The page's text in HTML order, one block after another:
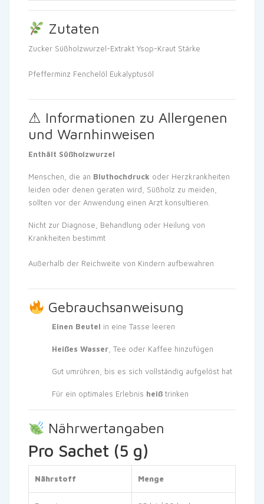
Zutaten
Zucker Süßholzwurzel-Extrakt Ysop-Kraut Stärke
Pfefferminz Fenchelöl Eukalyptusöl
⚠ Informationen zu Allergenen
und Warnhinweisen
Enthält Süßholzwurzel
Menschen, die an Bluthochdruck oder Herzkrankheiten
leiden oder denen geraten wird, Süßholz zu meiden,
sollten vor der Anwendung einen Arzt konsultieren.
Nicht zur Diagnose, Behandlung oder Heilung von
Krankheiten bestimmt
Außerhalb der Reichweite von Kindern aufbewahren
Gebrauchsanweisung
Einen Beutel in eine Tasse leeren
Heißes Wasser, Tee oder Kaffee hinzufügen
Gut umrühren, bis es sich vollständig aufgelöst hat
Für ein optimales Erlebnis heiß trinken
Nährwertangaben
Pro Sachet (5 g)
Nährstoff Menge